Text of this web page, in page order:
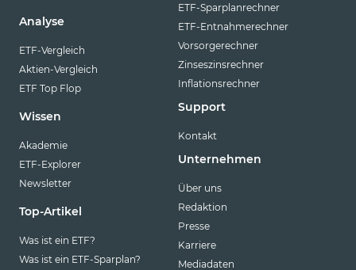
Analyse
ETF-Vergleich
Aktien-Vergleich
ETF Top Flop
Wissen
Akademie
ETF-Explorer
Newsletter
Top-Artikel
Was ist ein ETF?
Was ist ein ETF-Sparplan?
ETF-Sparplanrechner
ETF-Entnahmerechner
Vorsorgerechner
Zinseszinsrechner
Inflationsrechner
Support
Kontakt
Unternehmen
Über uns
Redaktion
Presse
Karriere
Mediadaten